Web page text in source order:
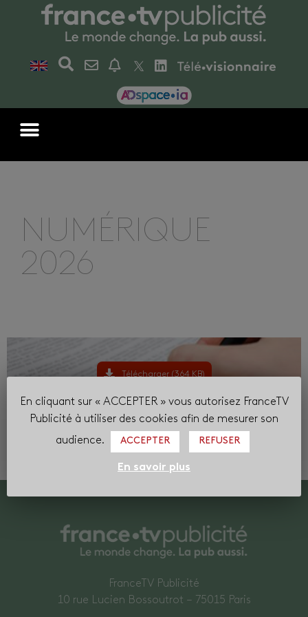
NUMÉRIQUE
2026
Télécharger (364 KB)
Tarifs du numérique 2026
FranceTV Publicité
10 rue Lucien Bossoutrot – 75015 Paris
En cliquant sur « ACCEPTER » vous autorisez FranceTV
Publicité à utiliser des cookies afin de mesurer son
audience.
ACCEPTER REFUSER
En savoir plus